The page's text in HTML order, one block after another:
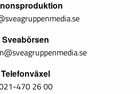
Sveabörsen
Telefonväxel
470 26 00